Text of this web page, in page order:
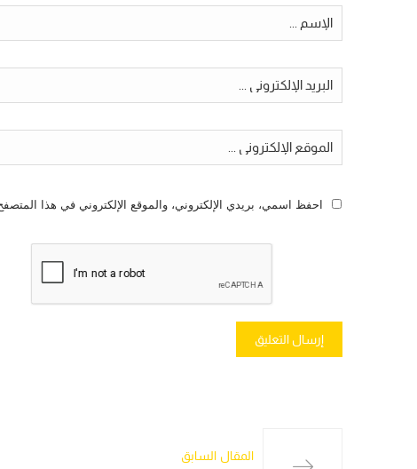
احفظ اسمي، بريدي الإلكتروني، والموقع الإلكتروني في هذا
المقال السابق